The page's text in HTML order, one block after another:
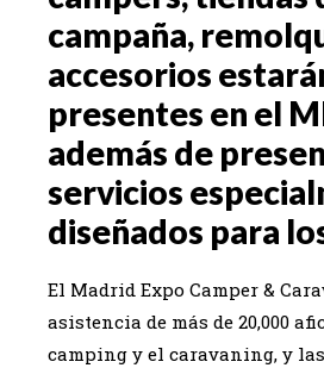
campaña,
accesorios
presentes en el
además de
servicios
diseñados para
El Madrid Expo Camper &
asistencia de más de 20,000
camping y el caravaning, y